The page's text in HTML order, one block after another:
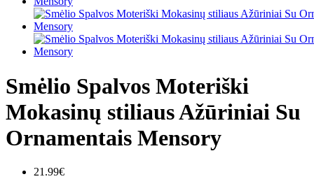
Smėlio Spalvos Moteriški
Mokasinų stiliaus Ažūriniai Su
Ornamentais Mensory
21.99€